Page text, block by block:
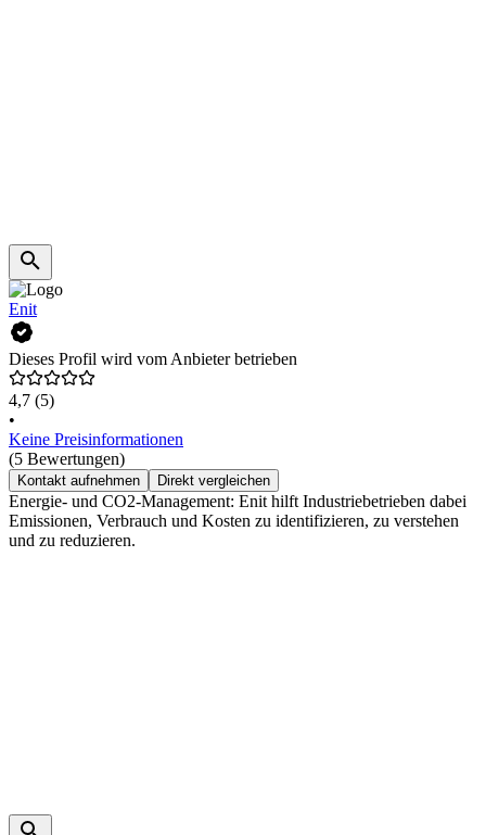
Enit
Dieses Profil wird vom Anbieter betrieben
4,7 (5)
•
Keine Preisinformationen
(5 Bewertungen)
Kontakt aufnehmen Direkt vergleichen
Energie- und CO2-Management: Enit hilft Industriebetrieben dabei
Emissionen, Verbrauch und Kosten zu identifizieren, zu verstehen
und zu reduzieren.